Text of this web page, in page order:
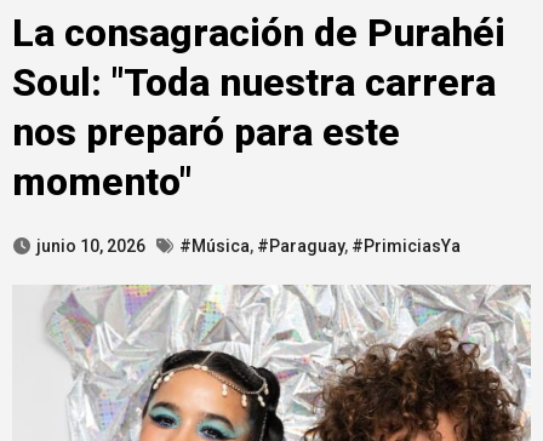
La consagración de Purahéi
Soul: "Toda nuestra carrera
nos preparó para este
momento"
junio 10, 2026 #Música, #Paraguay, #PrimiciasYa